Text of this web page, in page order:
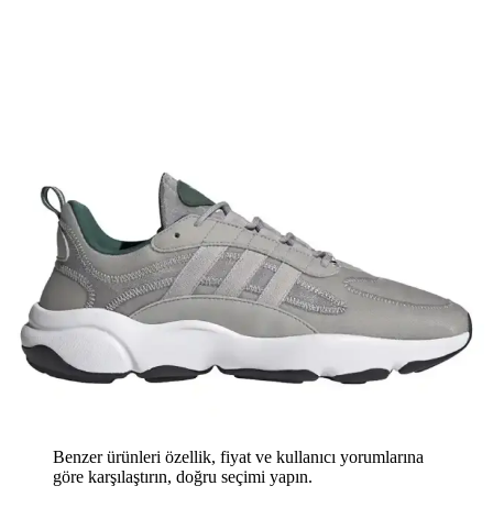
Benzer ürünleri özellik, fiyat ve kullanıcı yorumlarına
göre karşılaştırın, doğru seçimi yapın.